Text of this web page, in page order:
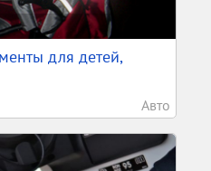
для детей,
Авто